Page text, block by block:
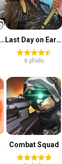
Modern Combat Versus Last Day on Earth
6 phiếu
Combat Squad